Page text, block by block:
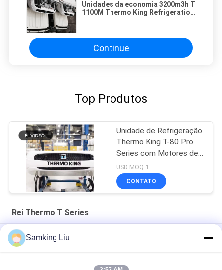
Unidades da economia 3200m3h T
1100M Thermo King Refrigeration
Continue
Top Produtos
Unidade de Refrigeração
Thermo King T-80 Pro
Series com Motores de
Baixa Emissão
GreenTech e Controlador
TSR
USD MOQ:1
CONTATO
Rei Thermo T Series
Thermo King Série T T 800M
Unidades de Refrigeração para Caminhões Thermo King
Samking Liu